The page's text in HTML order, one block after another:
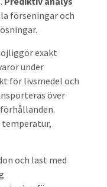
förseningar och
exakt
under
för livsmedel och
över
temperatur,
och last med